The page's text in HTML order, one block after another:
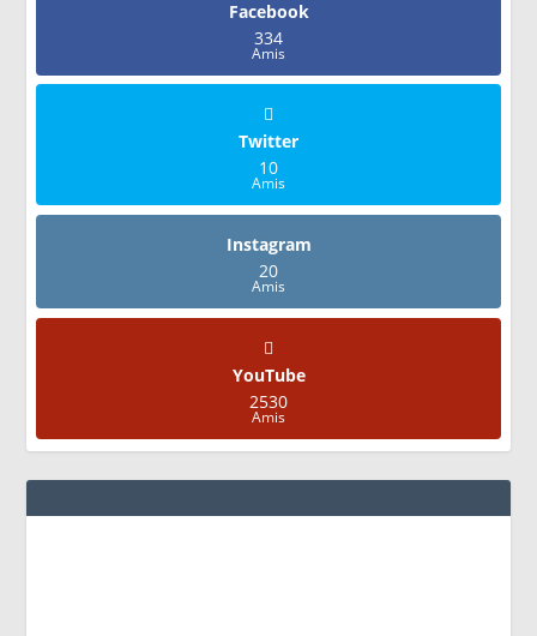
Facebook
334
Amis
Twitter
10
Amis
Instagram
20
Amis
YouTube
2530
Amis